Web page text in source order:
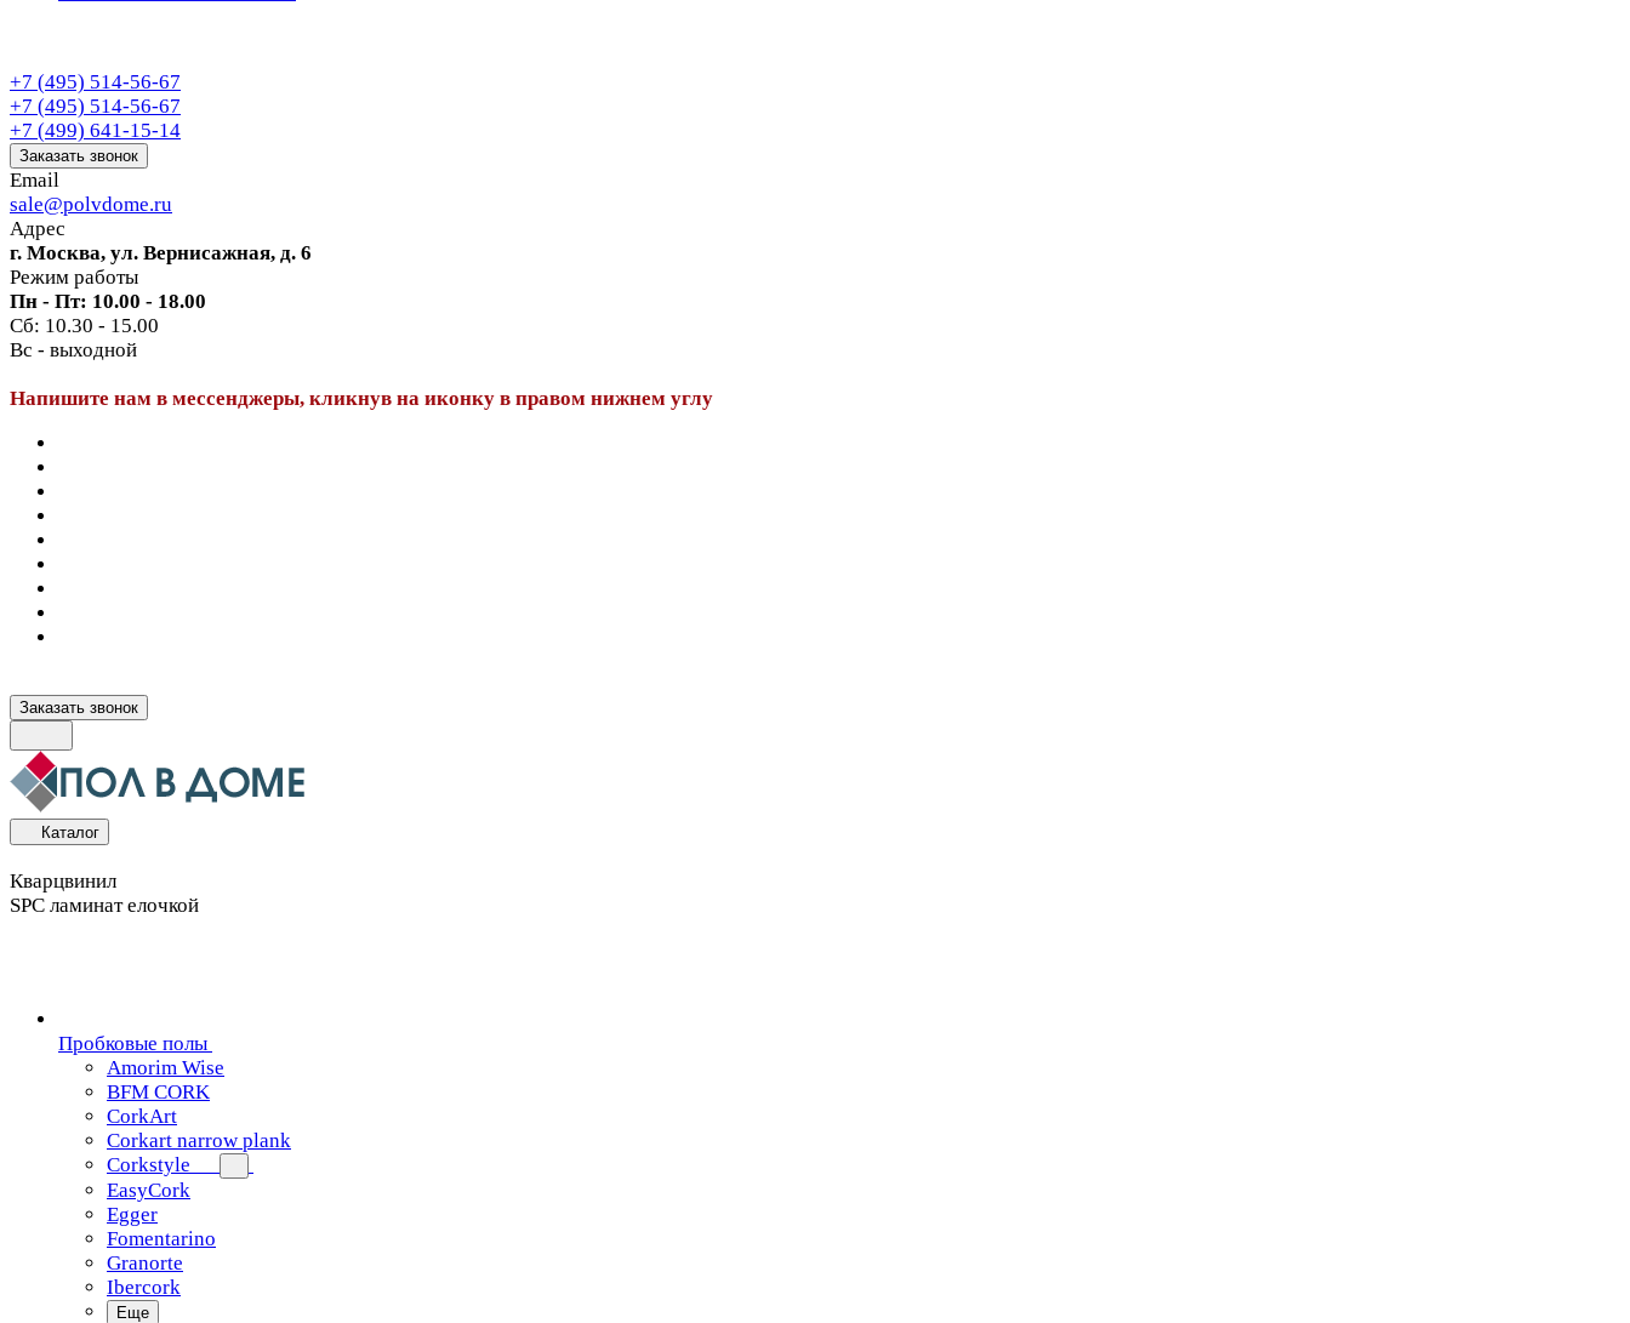
+7 (495) 514-56-67
+7 (495) 514-56-67
+7 (499) 641-15-14
Заказать звонок
Email
sale@polvdome.ru
Адрес
г. Москва, ул. Вернисажная, д. 6
Режим работы
Пн - Пт: 10.00 - 18.00
Сб: 10.30 - 15.00
Вс - выходной
Напишите нам в мессенджеры, кликнув на иконку в правом нижнем углу
Заказать звонок
Каталог
Кварцвинил
SPC ламинат елочкой
Пробковые полы
Amorim Wise
BFM CORK
CorkArt
Corkart narrow plank
Corkstyle
EasyCork
Egger
Fomentarino
Granorte
Ibercork
Еще